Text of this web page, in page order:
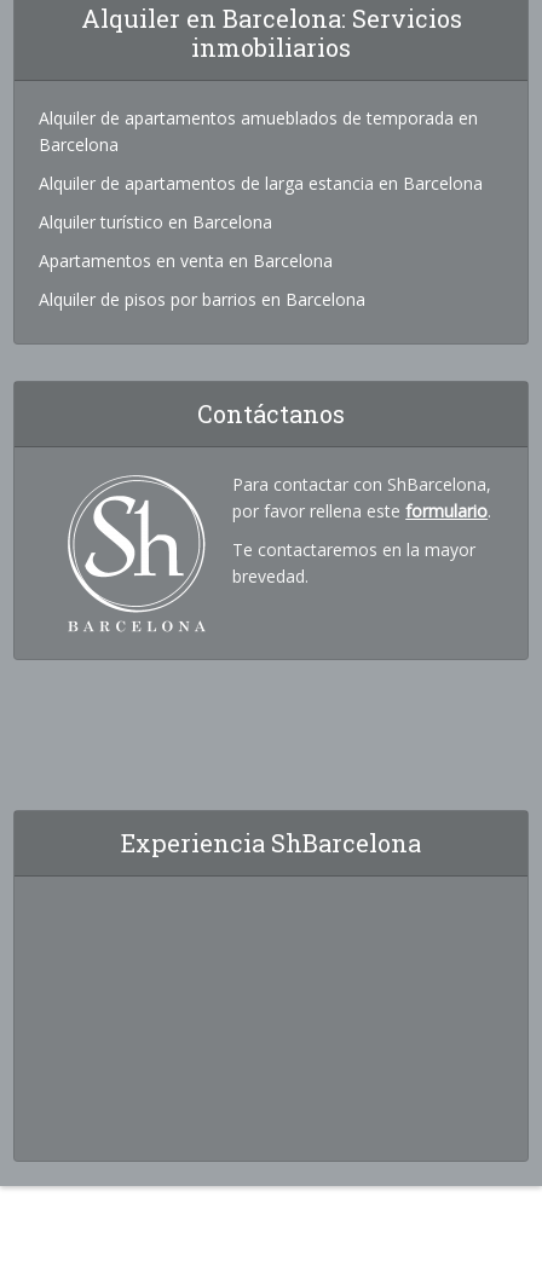
Alquiler en Barcelona: Servicios
inmobiliarios
Alquiler de apartamentos amueblados de temporada en
Barcelona
Alquiler de apartamentos de larga estancia en Barcelona
Alquiler turístico en Barcelona
Apartamentos en venta en Barcelona
Alquiler de pisos por barrios en Barcelona
Contáctanos
Para contactar con ShBarcelona,
por favor rellena esteformulario.
Te contactaremos en la mayor
brevedad.
Experiencia ShBarcelona